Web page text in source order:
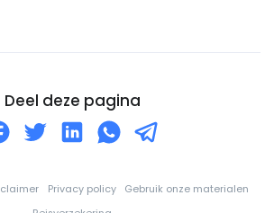
Deel deze pagina
Privacy policy
Gebruik onze materialen